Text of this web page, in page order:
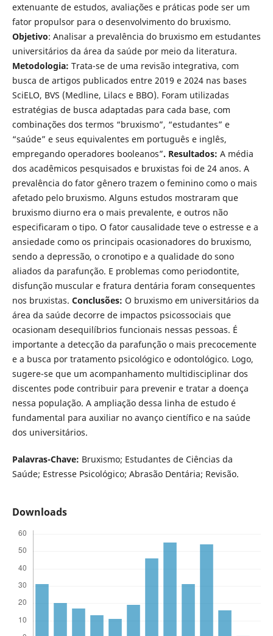
extenuante de estudos, avaliações e práticas pode ser um
fator propulsor para o desenvolvimento do bruxismo.
Objetivo: Analisar a prevalência do bruxismo em estudantes
universitários da área da saúde por meio da literatura.
Metodologia: Trata-se de uma revisão integrativa, com
busca de artigos publicados entre 2019 e 2024 nas bases
SciELO, BVS (Medline, Lilacs e BBO). Foram utilizadas
estratégias de busca adaptadas para cada base, com
combinações dos termos “bruxismo”, “estudantes” e
“saúde” e seus equivalentes em português e inglês,
empregando operadores booleanos”. Resultados: A média
dos acadêmicos pesquisados e bruxistas foi de 24 anos. A
prevalência do fator gênero trazem o feminino como o mais
afetado pelo bruxismo. Alguns estudos mostraram que
bruxismo diurno era o mais prevalente, e outros não
especificaram o tipo. O fator causalidade teve o estresse e a
ansiedade como os principais ocasionadores do bruxismo,
sendo a depressão, o cronotipo e a qualidade do sono
aliados da parafunção. E problemas como periodontite,
disfunção muscular e fratura dentária foram consequentes
nos bruxistas. Conclusões: O bruxismo em universitários da
área da saúde decorre de impactos psicossociais que
ocasionam desequilíbrios funcionais nessas pessoas. É
importante a detecção da parafunção o mais precocemente
e a busca por tratamento psicológico e odontológico. Logo,
sugere-se que um acompanhamento multidisciplinar dos
discentes pode contribuir para prevenir e tratar a doença
nessa população. A ampliação dessa linha de estudo é
fundamental para auxiliar no avanço científico e na saúde
dos universitários.
Palavras-Chave: Bruxismo; Estudantes de Ciências da
Saúde; Estresse Psicológico; Abrasão Dentária; Revisão.
Downloads